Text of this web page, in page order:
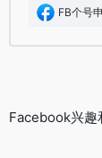
FB个号申
Facebook兴趣